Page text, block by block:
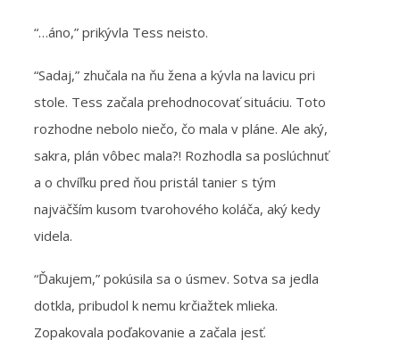
“…áno,” prikývla Tess neisto.
“Sadaj,” zhučala na ňu žena a kývla na lavicu pri
stole. Tess začala prehodnocovať situáciu. Toto
rozhodne nebolo niečo, čo mala v pláne. Ale aký,
sakra, plán vôbec mala?! Rozhodla sa poslúchnuť
a o chvíľku pred ňou pristál tanier s tým
najväčším kusom tvarohového koláča, aký kedy
videla.
“Ďakujem,” pokúsila sa o úsmev. Sotva sa jedla
dotkla, pribudol k nemu krčiažtek mlieka.
Zopakovala poďakovanie a začala jesť.